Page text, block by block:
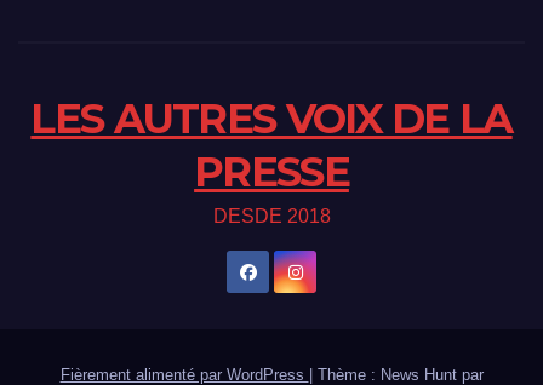
LES AUTRES VOIX DE LA
PRESSE
DESDE 2018
Fièrement alimenté par WordPress Thème : News Hunt par